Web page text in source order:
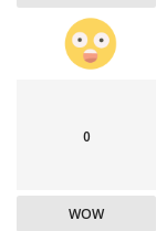
0
WOW